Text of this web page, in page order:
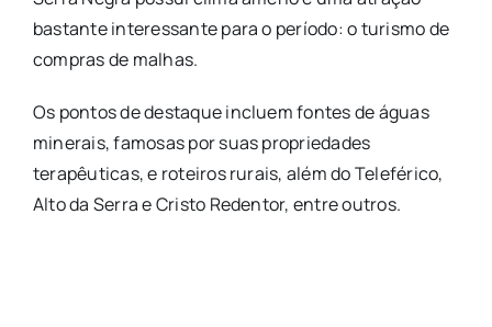
bastante interessante para o período: o turismo de
compras de malhas.
Os pontos de destaque incluem fontes de águas
minerais, famosas por suas propriedades
terapêuticas, e roteiros rurais, além do Teleférico,
Alto da Serra e Cristo Redentor, entre outros.